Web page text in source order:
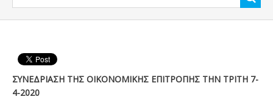
ΣΥΝΕΔΡΙΑΣΗ ΤΗΣ ΟΙΚΟΝΟΜΙΚΗΣ ΕΠΙΤΡΟΠΗΣ ΤΗΝ ΤΡΙΤΗ 7-
4-2020